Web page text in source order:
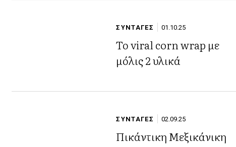
ΣΥΝΤΑΓΕΣ 01.10.25
Το viral corn wrap με
μόλις 2 υλικά
ΣΥΝΤΑΓΕΣ 02.09.25
Πικάντικη Μεξικάνικη